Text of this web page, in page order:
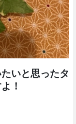
いと思ったタ
！